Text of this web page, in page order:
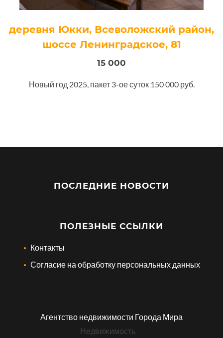
деревня Юкки, Всеволожский район,
шоссе Ленинградское, 81
15 000
Новый год 2025, пакет 3-ое суток 150 000 руб.
ПОСЛЕДНИЕ НОВОСТИ
ПОЛЕЗНЫЕ ССЫЛКИ
Контакты
Согласие на обработку персональных данных
Агентство недвижимости Города Мира
Недвижимость